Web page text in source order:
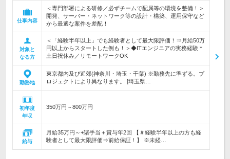
仕事内容
＜専門部署による研修／必ずチームで配属等の環境を整備！＞
開発、サーバー・ネットワーク等の設計・構築、運用保守など
から最適な案件を差配！
対象と
なる方
＜「経験半年以上」でも経験者として最大限評価！⇒月給50万
円以上からスタートした例も！＞◆ITエンジニアの実務経験＊
土日祝休み／リモートワークOK
勤務地
東京都内及び近郊(神奈川・埼玉・千葉) ※勤務先に準ずる。プ
ロジェクトにより異なります。 [埼玉県…
初年度
年収
350万円～800万円
給与
月給35万円～+諸手当＋賞与年2回 【＃経験半年以上の方も経
験者として最大限評価⇒前給保証！】 ※未経…